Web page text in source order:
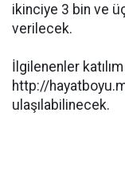
ikinciye 3 bin ve
verilecek.
İlgilenenler
http://
ulaşılabilinecek.